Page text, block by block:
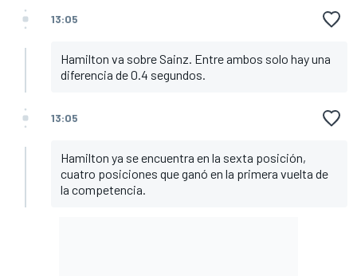
13:05
Hamilton va sobre Sainz. Entre ambos solo hay una
diferencia de 0.4 segundos.
13:05
Hamilton ya se encuentra en la sexta posición,
cuatro posiciones que ganó en la primera vuelta de
la competencia.